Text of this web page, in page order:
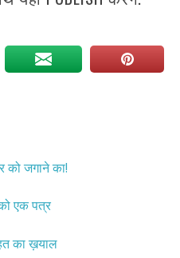
जगाने का!
एक पत्र
का ख़याल